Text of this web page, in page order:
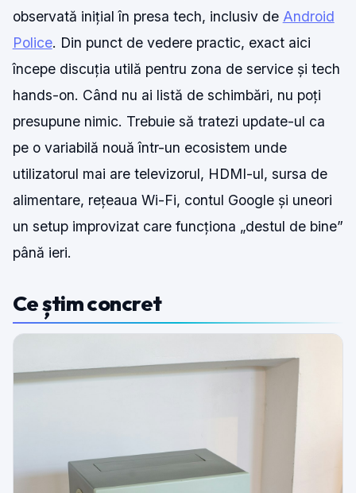
observată inițial în presa tech, inclusiv de Android
Police. Din punct de vedere practic, exact aici
începe discuția utilă pentru zona de service și tech
hands-on. Când nu ai listă de schimbări, nu poți
presupune nimic. Trebuie să tratezi update-ul ca
pe o variabilă nouă într-un ecosistem unde
utilizatorul mai are televizorul, HDMI-ul, sursa de
alimentare, rețeaua Wi-Fi, contul Google și uneori
un setup improvizat care funcționa „destul de bine”
până ieri.
Ce știm concret